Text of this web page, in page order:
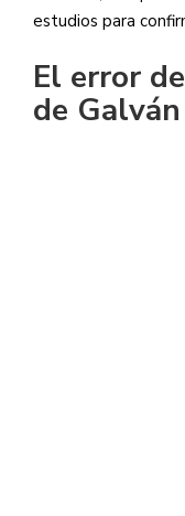
estudios para
El error
de Galván